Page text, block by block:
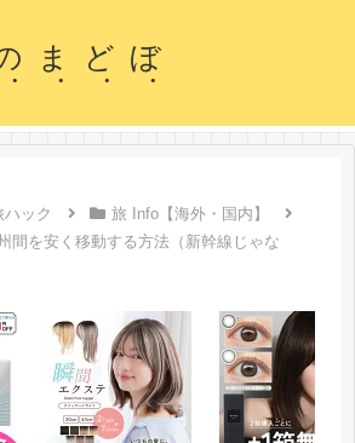
まどぼ
ハック
旅 Info【海外・国内】
間を安く移動する方法（新幹線じゃな